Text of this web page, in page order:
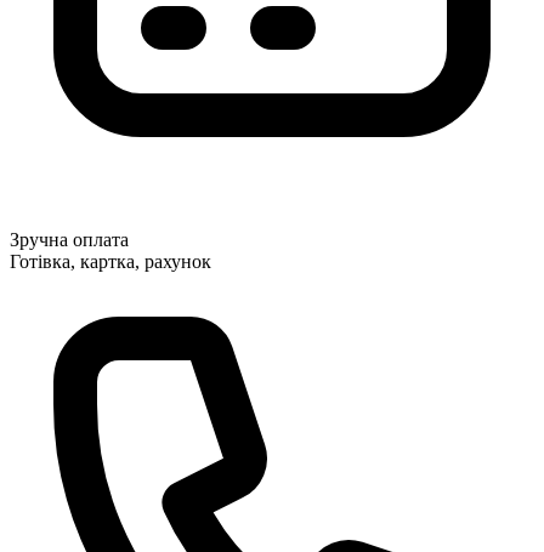
Зручна оплата
Готівка, картка, рахунок